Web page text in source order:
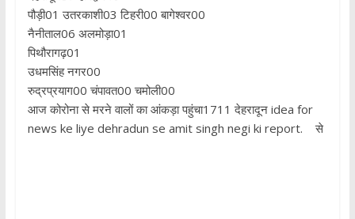
पौड़ी01 उतरकाशी03 टिहरी00 बागेश्वर00
नैनीताल06 अलमोड़ा01
पिथौरागढ़01
उधमसिंह नगर00
रुद्रप्रयाग00 चंपावत00 चमोली00
आज कोरोना से मरने वालों का आंकड़ा पहुंचा1711 देहरादून idea for
news ke liye dehradun se amit singh negi ki report. से